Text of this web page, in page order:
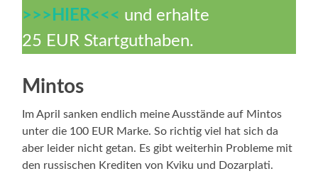
>>>HIER<<< und erhalte
25 EUR Startguthaben.
Mintos
Im April sanken endlich meine Ausstände auf Mintos
unter die 100 EUR Marke. So richtig viel hat sich da
aber leider nicht getan. Es gibt weiterhin Probleme mit
den russischen Krediten von Kviku und Dozarplati.